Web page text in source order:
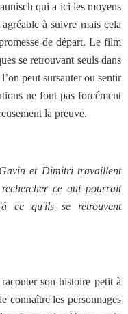
qui a ici les moyens
à suivre mais cela
de départ. Le film
se retrouvant seuls dans
peut sursauter ou sentir
ne font pas forcément
la preuve.
et Dimitri travaillent
ce qui pourrait
ce qu'ils se retrouvent
son histoire petit à
connaître les personnages